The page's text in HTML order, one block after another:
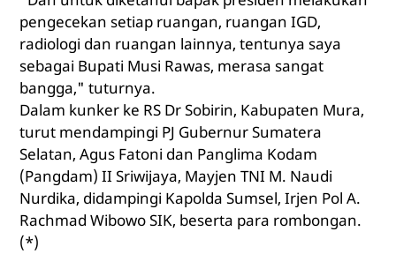
pengecekan setiap ruangan, ruangan IGD,
radiologi dan ruangan lainnya, tentunya saya
sebagai Bupati Musi Rawas, merasa sangat
bangga," tuturnya.
Dalam kunker ke RS Dr Sobirin, Kabupaten Mura,
turut mendampingi PJ Gubernur Sumatera
Selatan, Agus Fatoni dan Panglima Kodam
(Pangdam) II Sriwijaya, Mayjen TNI M. Naudi
Nurdika, didampingi Kapolda Sumsel, Irjen Pol A.
Rachmad Wibowo SIK, beserta para rombongan.
(*)